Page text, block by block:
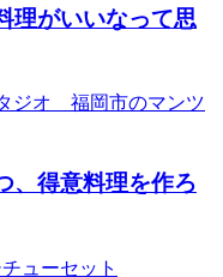
理がいいなって思
、得意料理を作ろ